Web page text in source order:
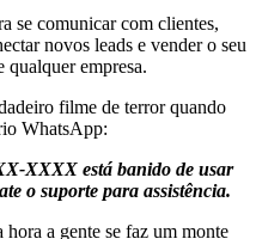
se comunicar com clientes,
novos leads e vender o seu
qualquer empresa.
filme de terror quando
WhatsApp:
XXXX está banido de usar
o suporte para assistência.
a gente se faz um monte